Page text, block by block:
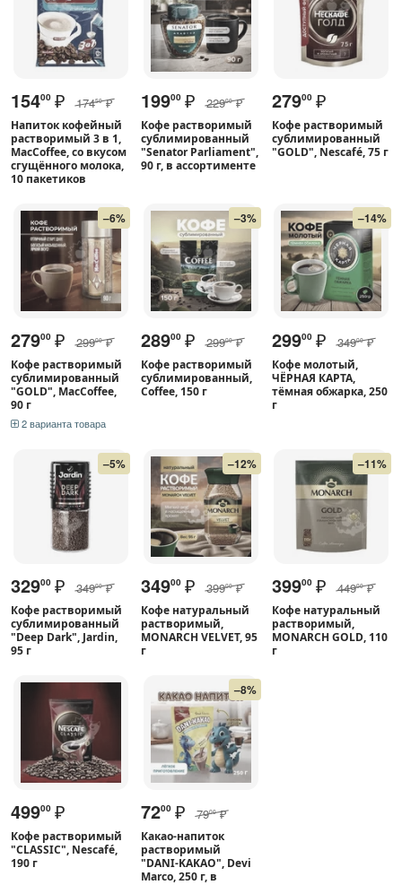
15400 ₽ 17450 ₽
Напиток кофейный
растворимый 3 в 1,
MacCoffee, со вкусом
сгущённого молока,
10 пакетиков
19900 ₽ 22900 ₽
Кофе растворимый
сублимированный
"Senator Parliament",
90 г, в ассортименте
27900 ₽
Кофе растворимый
сублимированный
"GOLD", Nescafé, 75 г
–6%
27900 ₽ 29900 ₽
Кофе растворимый
сублимированный
"GOLD", MacCoffee,
90 г
2 варианта товара
–3%
28900 ₽ 29900 ₽
Кофе растворимый
сублимированный,
Coffee, 150 г
–14%
29900 ₽ 34900 ₽
Кофе молотый,
ЧЁРНАЯ КАРТА,
тёмная обжарка, 250
г
–5%
32900 ₽ 34900 ₽
Кофе растворимый
сублимированный
"Deep Dark", Jardin,
95 г
–12%
34900 ₽ 39900 ₽
Кофе натуральный
растворимый,
MONARCH VELVET, 95
г
–11%
39900 ₽ 44900 ₽
Кофе натуральный
растворимый,
MONARCH GOLD, 110
г
49900 ₽
Кофе растворимый
"CLASSIC", Nescafé,
190 г
–8%
7200 ₽ 7900 ₽
Какао-напиток
растворимый
"DANI-KAKAO", Devi
Marco, 250 г, в